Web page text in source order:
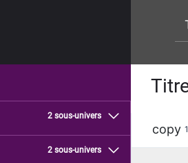
2 sous-univers
2 sous-univers
copy